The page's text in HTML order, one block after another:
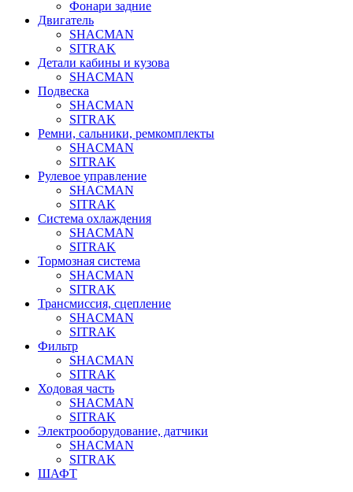
Фонари задние
Двигатель
SHACMAN
SITRAK
Детали кабины и кузова
SHACMAN
Подвеска
SHACMAN
SITRAK
Ремни, сальники, ремкомплекты
SHACMAN
SITRAK
Рулевое управление
SHACMAN
SITRAK
Система охлаждения
SHACMAN
SITRAK
Тормозная система
SHACMAN
SITRAK
Трансмиссия, сцепление
SHACMAN
SITRAK
Фильтр
SHACMAN
SITRAK
Ходовая часть
SHACMAN
SITRAK
Электрооборудование, датчики
SHACMAN
SITRAK
ШАФТ